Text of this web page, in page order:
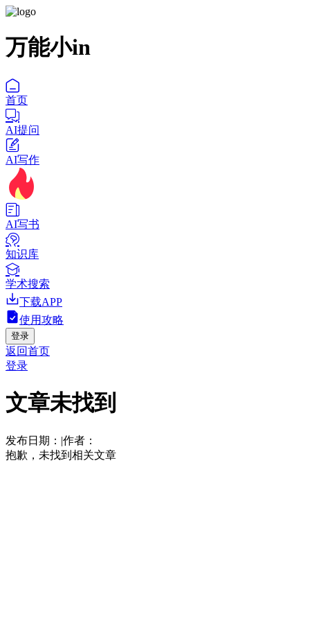
万能小in
首页
AI提问
AI写作
AI写书
知识库
学术搜索
下载APP
使用攻略
登录
返回首页
登录
文章未找到
发布日期： |作者：
抱歉，未找到相关文章